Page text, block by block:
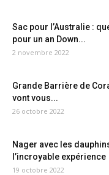
Sac pour l’Australie :
pour un an Down...
2 novembre 2022
Grande Barrière de
vont vous...
26 octobre 2022
Nager avec les
l’incroyable expérience
19 octobre 2022